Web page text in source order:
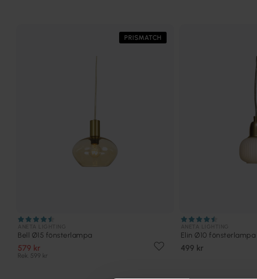
PRISMATCH
Bell Ø15 fönsterlampa
579 kr
Rek. 599 kr
Elin Ø10 fönsterlampa
499 kr